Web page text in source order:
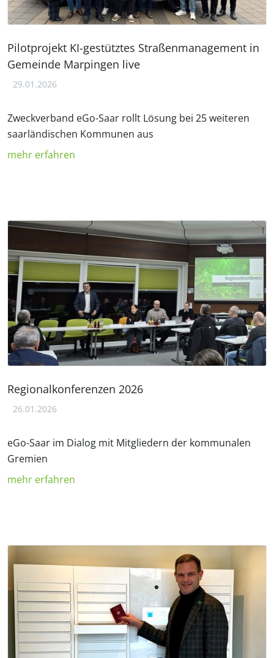
Pilotprojekt KI-gestütztes Straßenmanagement in
Gemeinde Marpingen live
29.01.2026
Zweckverband eGo-Saar rollt Lösung bei 25 weiteren
saarländischen Kommunen aus
mehr erfahren
Regionalkonferenzen 2026
26.01.2026
eGo-Saar im Dialog mit Mitgliedern der kommunalen
Gremien
mehr erfahren